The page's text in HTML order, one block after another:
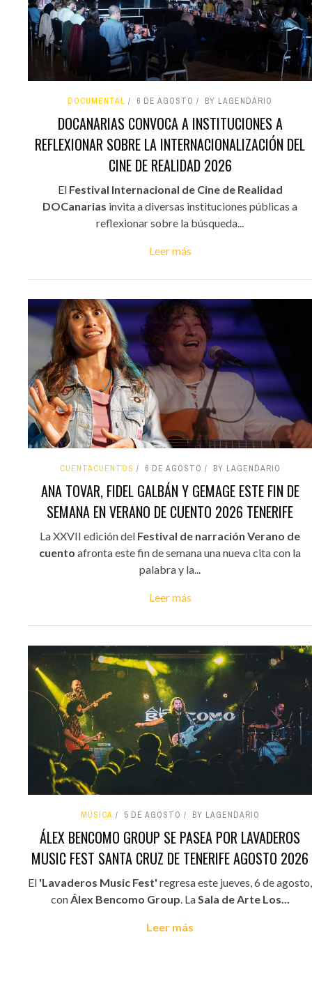
DOCUMENTAL 6 DE AGOSTO BY LAGENDARIO
DOCANARIAS CONVOCA A INSTITUCIONES A
REFLEXIONAR SOBRE LA INTERNACIONALIZACIÓN DEL
CINE DE REALIDAD 2026
El Festival Internacional de Cine de Realidad
DOCanarias invita a diversas instituciones públicas a
reflexionar sobre la búsqueda...
Leer más
CUENTACUENTOS 6 DE AGOSTO BY LAGENDARIO
ANA TOVAR, FIDEL GALBÁN Y GEMAGE ESTE FIN DE
SEMANA EN VERANO DE CUENTO 2026 TENERIFE
La XXVII edición del Festival de narración Verano de
cuento afronta este fin de semana una nueva cita con la
palabra y la...
Leer más
MÚSICA 5 DE AGOSTO BY LAGENDARIO
ÁLEX BENCOMO GROUP SE PASEA POR LAVADEROS
MUSIC FEST SANTA CRUZ DE TENERIFE AGOSTO 2026
El 'Lavaderos Music Fest' regresa este jueves, 6 de agosto,
conÁlex Bencomo Group. LaSala de Arte Los...
Leer más